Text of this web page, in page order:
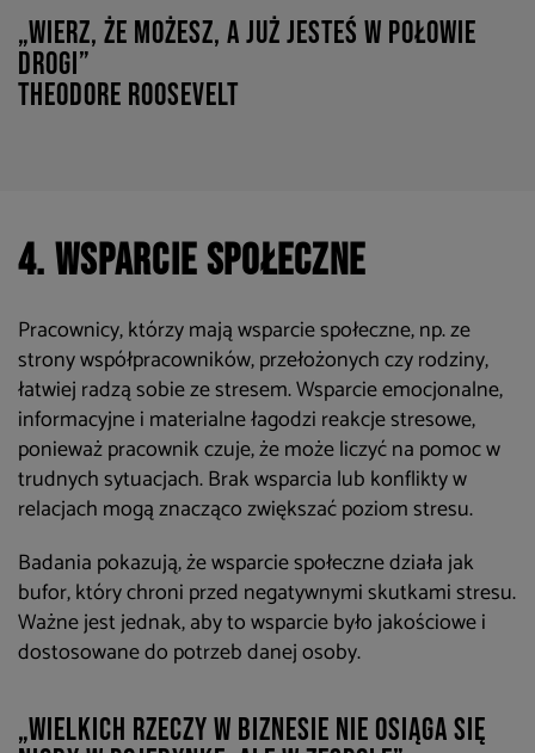
„Wierz, że możesz, a już jesteś w połowie
drogi”
Theodore Roosevelt
4. Wsparcie społeczne
Pracownicy, którzy mają wsparcie społeczne, np. ze
strony współpracowników, przełożonych czy rodziny,
łatwiej radzą sobie ze stresem. Wsparcie emocjonalne,
informacyjne i materialne łagodzi reakcje stresowe,
ponieważ pracownik czuje, że może liczyć na pomoc w
trudnych sytuacjach. Brak wsparcia lub konflikty w
relacjach mogą znacząco zwiększać poziom stresu.
Badania pokazują, że wsparcie społeczne działa jak
bufor, który chroni przed negatywnymi skutkami stresu.
Ważne jest jednak, aby to wsparcie było jakościowe i
dostosowane do potrzeb danej osoby.
„Wielkich rzeczy w biznesie nie osiąga się